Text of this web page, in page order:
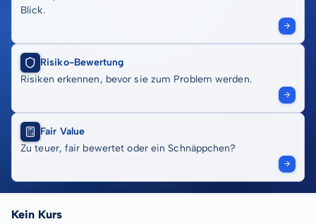
Blick.
Risiko-Bewertung
Risiken erkennen, bevor sie zum Problem werden.
Fair Value
Zu teuer, fair bewertet oder ein Schnäppchen?
Kein Kurs